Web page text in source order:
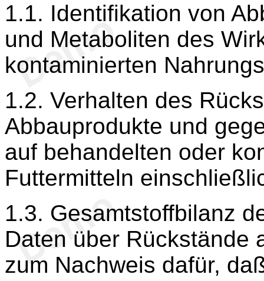
1.1. Identifikation von
und Metaboliten des
kontaminierten
1.2. Verhalten des
Abbauprodukte und
auf behandelten oder
Futtermitteln
1.3. Gesamtstoffbilanz
Daten über Rückstände
zum Nachweis dafür,